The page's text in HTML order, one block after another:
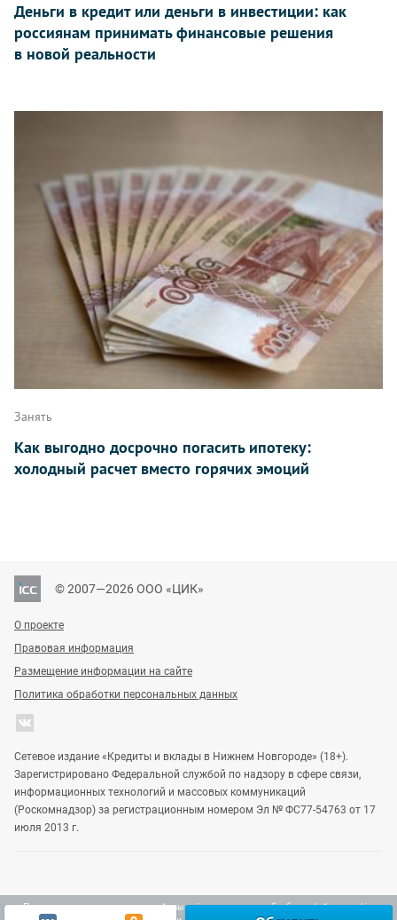
Продолжая использовать наш сайт, вы даёте согласие на обработку файлов cookie,
Деньги в кредит или деньги в инвестиции: как
россиянам принимать финансовые решения
в новой реальности
Занять
Как выгодно досрочно погасить ипотеку:
холодный расчет вместо горячих эмоций
© 2007—2026 ООО «ЦИК»
О проекте
Правовая информация
Размещение информации на сайте
Политика обработки персональных данных
Сетевое издание «Кредиты и вклады в Нижнем Новгороде» (18+).
Зарегистрировано Федеральной службой по надзору в сфере связи,
информационных технологий и массовых коммуникаций
(Роскомнадзор) за регистрационным номером Эл № ФС77-54763 от 17
июля 2013 г.